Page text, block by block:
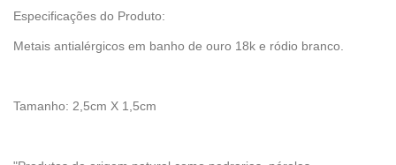
Especificações do Produto:
Metais antialérgicos em banho de ouro 18k e ródio branco.
Tamanho: 2,5cm X 1,5cm